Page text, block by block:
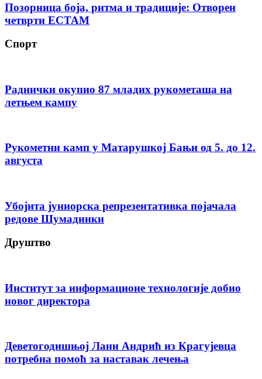
Позорница боја, ритма и традиције: Отворен
четврти ЕСТАМ
Спорт
Раднички окупио 87 младих рукометаша на
летњем кампу
Рукометни камп у Матарушкој Бањи од 5. до 12.
августа
Убојита јуниорска репрезентативка појачала
редове Шумадинки
Друштво
Институт за информационе технологије добио
новог директора
Деветогодишњој Лани Андрић из Крагујевца
потребна помоћ за наставак лечења